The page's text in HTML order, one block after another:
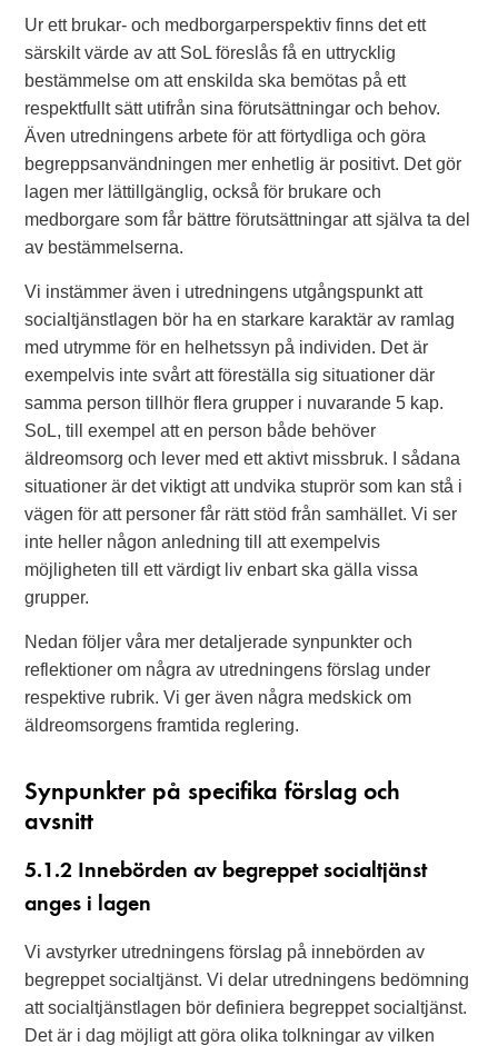
Ur ett brukar- och medborgarperspektiv finns det ett
särskilt värde av att SoL föreslås få en uttrycklig
bestämmelse om att enskilda ska bemötas på ett
respektfullt sätt utifrån sina förutsättningar och behov.
Även utredningens arbete för att förtydliga och göra
begreppsanvändningen mer enhetlig är positivt. Det gör
lagen mer lättillgänglig, också för brukare och
medborgare som får bättre förutsättningar att själva ta del
av bestämmelserna.
Vi instämmer även i utredningens utgångspunkt att
socialtjänstlagen bör ha en starkare karaktär av ramlag
med utrymme för en helhetssyn på individen. Det är
exempelvis inte svårt att föreställa sig situationer där
samma person tillhör flera grupper i nuvarande 5 kap.
SoL, till exempel att en person både behöver
äldreomsorg och lever med ett aktivt missbruk. I sådana
situationer är det viktigt att undvika stuprör som kan stå i
vägen för att personer får rätt stöd från samhället. Vi ser
inte heller någon anledning till att exempelvis
möjligheten till ett värdigt liv enbart ska gälla vissa
grupper.
Nedan följer våra mer detaljerade synpunkter och
reflektioner om några av utredningens förslag under
respektive rubrik. Vi ger även några medskick om
äldreomsorgens framtida reglering.
Synpunkter på specifika förslag och
avsnitt
5.1.2 Innebörden av begreppet socialtjänst
anges i lagen
Vi avstyrker utredningens förslag på innebörden av
begreppet socialtjänst. Vi delar utredningens bedömning
att socialtjänstlagen bör definiera begreppet socialtjänst.
Det är i dag möjligt att göra olika tolkningar av vilken